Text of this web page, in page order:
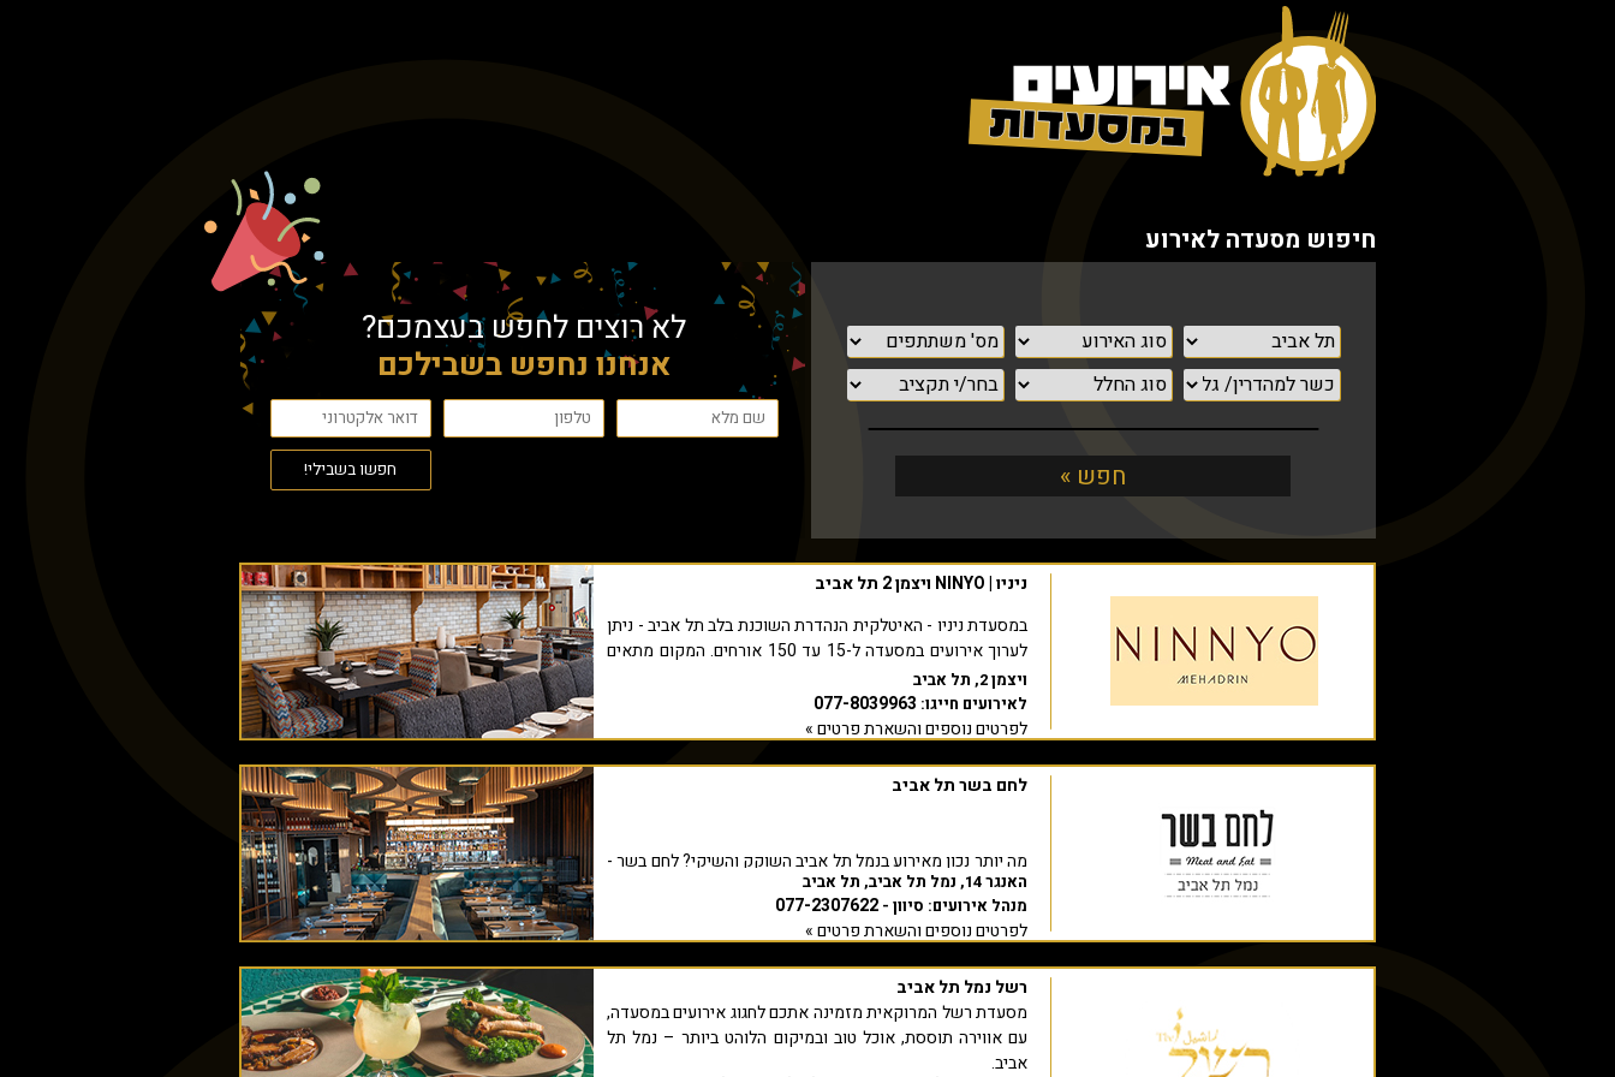
חיפוש מסעדה לאירוע
לא רוצים לחפש בעצמכם?
אנחנו נחפש בשבילכם
ניניו | NINYO ויצמן 2 תל אביב
במסעדת ניניו - האיטלקית הנהדרת השוכנת בלב תל אביב - ניתן
לערוך אירועים במסעדה ל-15 עד 150 אורחים. המקום מתאים
לאירועים מכל סוג ואופי, הן לאירועים פרטיים והן לאירועים
עסקיים מושקעים. את האירוע שלכם במסעדת ניניו תוכלו לחגוג
בחדר פרטי, במרפסת פתוחה, או במסעדה עצמה, ובכל אחד
האיכותי ובעיקר מתפריט האירועים הכולל אוכל מגוון, חלבי
מעושנים ועשירים, לצד מגוון קוקטיילים מוקפדים שישדרגו כל
ומתאים לאירועים אינטימיים ויוקרתיים.
בתפריט המפתה נכללים תענוגות קולינריים אשר מוכנים במקום
ממיטב חומרי הגלם, ביניהם: סלטים וברוסקטות, פסטות עם
רטבים מושלמים, דגים ופיצות, וכמובן - מבחר מתוקים משגע.
ויצמן 2, תל אביב
לאירועים חייגו: 077-8039963
לפרטים נוספים והשארת פרטים »
לחם בשר תל אביב
מה יותר נכון מאירוע בנמל תל אביב השוקק והשיקי? לחם בשר -
מסעדת בשרים עכשווית ופופולרית - מאפשרת לכם להגשים את
החלום השווה של אירוע בתל אביב עם חלל אירועים
ואקסקלוסיבי, שנברא במיוחד לאירוח אירועי בוטיק יוקרתיים
לעד 120 אורחים.
חוויה מושלמת עם נוף פנורמי לים, צוות מסור ומיומן ועיצוב
ייחודי, לצד תפריט שף ייחודי וכשר למהדרין, בד"ץ "יורה דעה",
שיותאם בדיוק לאירוע שלכם.
האנגר 14, נמל תל אביב, תל אביב
מנהל אירועים: סיוון - 077-2307622
לפרטים נוספים והשארת פרטים »
רשל נמל תל אביב
מסעדת רשל המרוקאית מזמינה אתכם לחגוג אירועים במסעדה,
עם אווירה תוססת, אוכל טוב ובמיקום הלוהט ביותר – נמל תל
אביב.